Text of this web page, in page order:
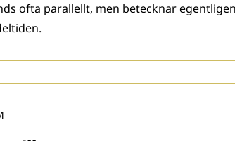
ofta parallellt, men betecknar